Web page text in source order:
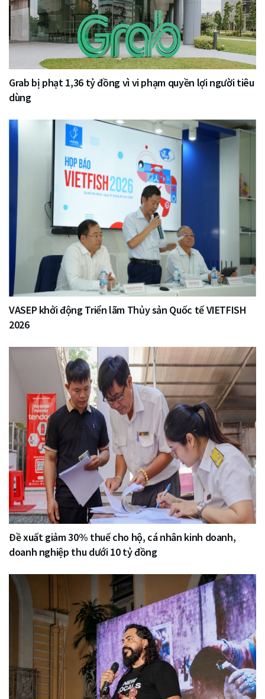
Grab bị phạt 1,36 tỷ đồng vì vi phạm quyền lợi người tiêu
dùng
VASEP khởi động Triển lãm Thủy sản Quốc tế VIETFISH
2026
Đề xuất giảm 30% thuế cho hộ, cá nhân kinh doanh,
doanh nghiệp thu dưới 10 tỷ đồng